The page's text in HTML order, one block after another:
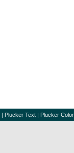
| Plucker Text | Plucker Color